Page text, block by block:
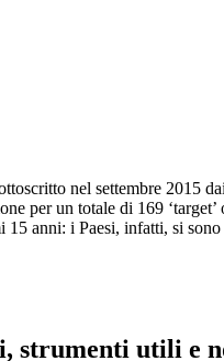
nel settembre 2015
per un totale di 169
anni: i Paesi, infatti, si
strumenti utili e